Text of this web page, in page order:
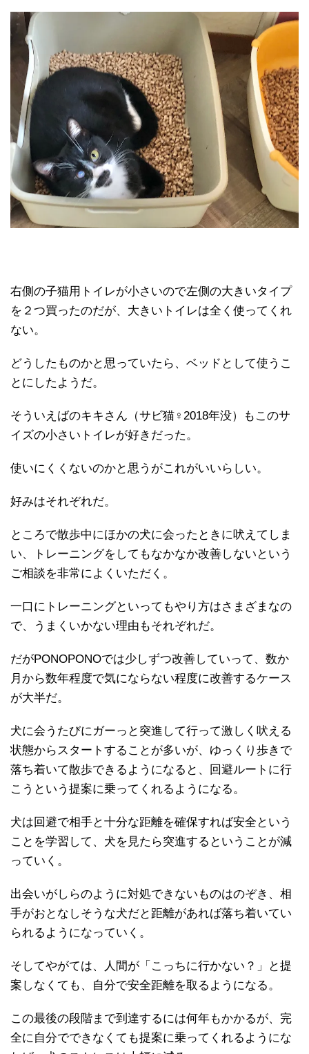
右側の子猫用トイレが小さいので左側の大きいタイプ
を２つ買ったのだが、大きいトイレは全く使ってくれ
ない。
どうしたものかと思っていたら、ベッドとして使うこ
とにしたようだ。
そういえばのキキさん（サビ猫♀2018年没）もこのサ
イズの小さいトイレが好きだった。
使いにくくないのかと思うがこれがいいらしい。
好みはそれぞれだ。
ところで散歩中にほかの犬に会ったときに吠えてしま
い、トレーニングをしてもなかなか改善しないという
ご相談を非常によくいただく。
一口にトレーニングといってもやり方はさまざまなの
で、うまくいかない理由もそれぞれだ。
だがPONOPONOでは少しずつ改善していって、数か
月から数年程度で気にならない程度に改善するケース
が大半だ。
犬に会うたびにガーっと突進して行って激しく吠える
状態からスタートすることが多いが、ゆっくり歩きで
落ち着いて散歩できるようになると、回避ルートに行
こうという提案に乗ってくれるようになる。
犬は回避で相手と十分な距離を確保すれば安全という
ことを学習して、犬を見たら突進するということが減
っていく。
出会いがしらのように対処できないものはのぞき、相
手がおとなしそうな犬だと距離があれば落ち着いてい
られるようになっていく。
そしてやがては、人間が「こっちに行かない？」と提
案しなくても、自分で安全距離を取るようになる。
この最後の段階まで到達するには何年もかかるが、完
全に自分でできなくても提案に乗ってくれるようにな